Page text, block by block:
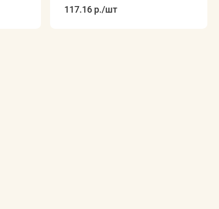
117.16 р./шт